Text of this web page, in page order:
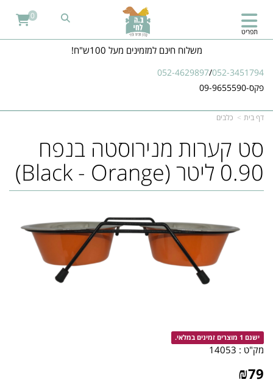
משלוח חינם למזמינים מעל 100ש"ח!
052-4629897/052-3451794
פקס-09-9655590
תפריט
0
דף בית כלבים
סט קערות מנירוסטה בנפח
0.90 ליטר (Black - Orange)
ישנם 1 מוצרים זמינים במלאי.
מק"ט : 14053
₪79